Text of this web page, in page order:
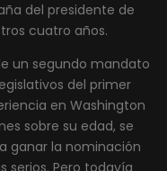
del presidente de
cuatro años.
un segundo mandato
del primer
en Washington
sobre su edad, se
ganar la nominación
serios. Pero todavía